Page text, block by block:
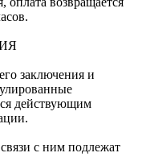
заключения и
действующим
с ним подлежат